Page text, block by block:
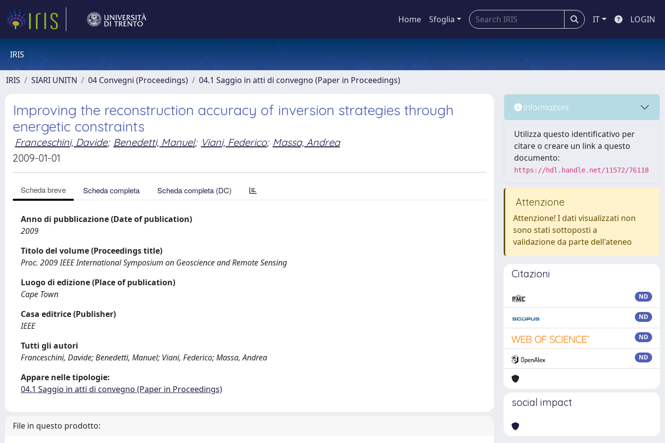
Home Sfoglia IT LOGIN
IRIS
IRIS SIARI UNITN 04 Convegni (Proceedings) 04.1 Saggio in atti di convegno (Paper in Proceedings)
Improving the reconstruction accuracy of inversion strategies through
energetic constraints
Franceschini, Davide; Benedetti, Manuel; Viani, Federico; Massa, Andrea
2009-01-01
Scheda breve Scheda completa Scheda completa (DC)
Anno di pubblicazione (Date of publication)
2009
Titolo del volume (Proceedings title)
Proc. 2009 IEEE International Symposium on Geoscience and Remote Sensing
Luogo di edizione (Place of publication)
Cape Town
Casa editrice (Publisher)
IEEE
Tutti gli autori
Franceschini, Davide; Benedetti, Manuel; Viani, Federico; Massa, Andrea
Appare nelle tipologie:
04.1 Saggio in atti di convegno (Paper in Proceedings)
File in questo prodotto:
Informazioni
Utilizza questo identificativo per
citare o creare un link a questo
documento:
https://hdl.handle.net/11572/76118
Attenzione
Attenzione! I dati visualizzati non
sono stati sottoposti a
validazione da parte dell'ateneo
Citazioni
ND
ND
ND
ND
social impact